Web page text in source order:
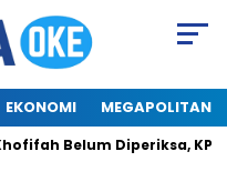
EKONOMI MEGAPOLITAN
Belum Diperiksa, KPK